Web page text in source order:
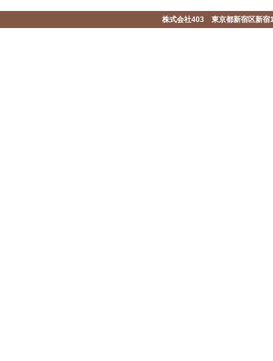
株式会社403 東京都新宿区新